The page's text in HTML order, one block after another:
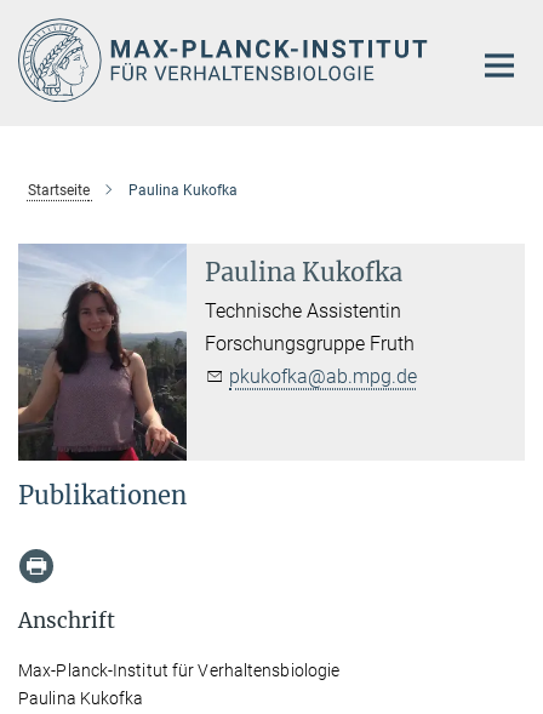
Hauptinhalt
Startseite Paulina Kukofka
Paulina Kukofka
Technische Assistentin
Forschungsgruppe Fruth
pkukofka@ab.mpg.de
Publikationen
Anschrift
Max-Planck-Institut für Verhaltensbiologie
Paulina Kukofka